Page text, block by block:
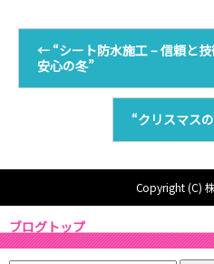
← “シート防水施工 – 信頼と
安心の冬”
“クリスマス
Copyright (C)
ブログトップ